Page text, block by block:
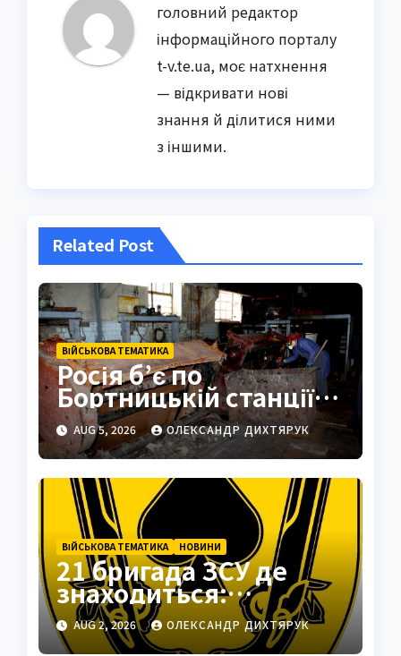
головний редактор
інформаційного порталу
t-v.te.ua, моє натхнення
— відкривати нові
знання й ділитися ними
з іншими.
Related Post
ВІЙСЬКОВА ТЕМАТИКА
Росія б’є по
Бортницькій станції:
експерт попередив
про катастрофу
AUG 5, 2026 ОЛЕКСАНДР ДИХТЯРУК
ВІЙСЬКОВА ТЕМАТИКА НОВИНИ
21 бригада ЗСУ де
знаходиться:
Подільськ як
стратегічний центр
AUG 2, 2026 ОЛЕКСАНДР ДИХТЯРУК